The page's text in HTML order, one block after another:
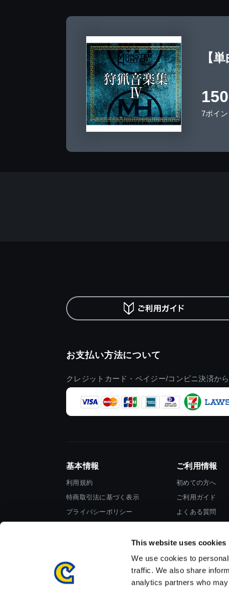
This website uses cookies
We use cookies to
traffic. We also share
analytics partners who
【
7ポイ
お支払い方法について
クレジットカード・ペイジー/コンビニ決済から
基本情報
利用規約
特商取引法に基づく表示
プライバシーポリシー
ご利用情報
初めての方へ
ご利用ガイド
よくある質問